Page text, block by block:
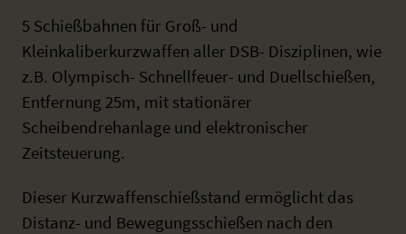
5 Schießbahnen für Groß- und
Kleinkaliberkurzwaffen aller DSB- Disziplinen, wie
z.B. Olympisch- Schnellfeuer- und Duellschießen,
Entfernung 25m, mit stationärer
Scheibendrehanlage und elektronischer
Zeitsteuerung.
Dieser Kurzwaffenschießstand ermöglicht das
Distanz- und Bewegungsschießen nach den